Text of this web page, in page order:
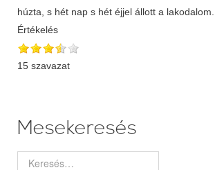
húzta, s hét nap s hét éjjel állott a lakodalom.
Értékelés
15 szavazat
Mesekeresés